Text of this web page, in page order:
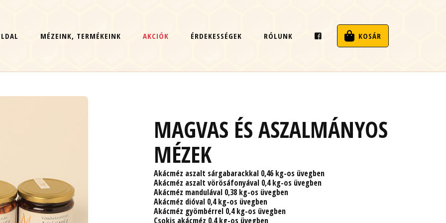
MÉZEINK, TERMÉKEINK AKCIÓK ÉRDEKESSÉGEK RÓLUNK KOSÁR
MAGVAS ÉS ASZALMÁNYOS
MÉZEK
Akácméz aszalt sárgabarackkal 0,46 kg-os üvegben
Akácméz aszalt vörösáfonyával 0,4 kg-os üvegben
Akácméz mandulával 0,38 kg-os üvegben
Akácméz dióval 0,4 kg-os üvegben
Akácméz gyömbérrel 0,4 kg-os üvegben
Csokis akácméz 0,4 kg-os üvegben